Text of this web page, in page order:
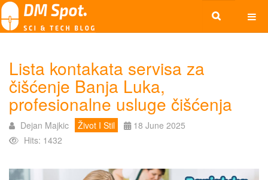
Lista kontakata servisa za
čišćenje Banja Luka,
profesionalne usluge čišćenja
Dejan Majkic Život I Stil
18 June 2025
Hits: 1432